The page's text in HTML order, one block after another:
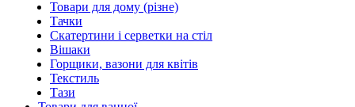
Товари для дому (різне)
Тачки
Скатертини і серветки на стіл
Вішаки
Горщики, вазони для квітів
Текстиль
Тази